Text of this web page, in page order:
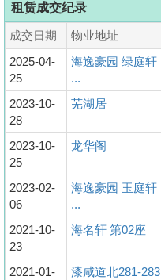
租赁成交纪录
成交日期 物业地址
2025-04-
25
海逸豪园 绿庭轩
...
2023-10-
28
芜湖居
2023-10-
25
龙华阁
2023-02-
06
海逸豪园 玉庭轩
...
2021-10-
23
海名轩 第02座
2021-01-
漆咸道北281-283